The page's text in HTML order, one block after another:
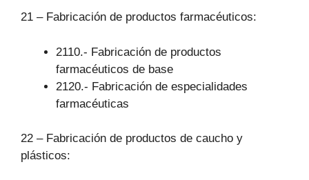
21 – Fabricación de productos farmacéuticos:
2110.- Fabricación de productos
farmacéuticos de base
2120.- Fabricación de especialidades
farmacéuticas
22 – Fabricación de productos de caucho y
plásticos: